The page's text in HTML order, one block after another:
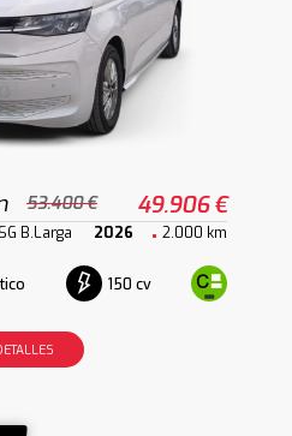
53.400 € 49.906 €
B.Larga 2026 2.000 km
150 cv